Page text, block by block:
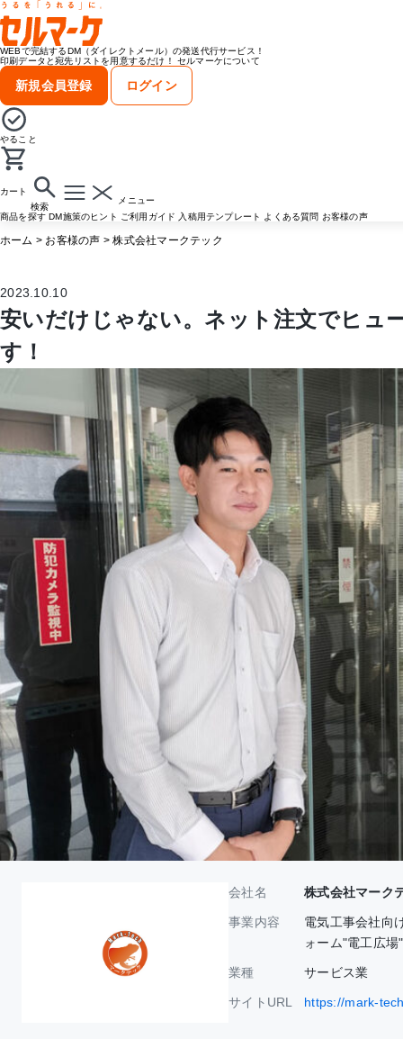
WEBで完結するDM（ダイレクトメール）の発送代行サービス！
印刷データと宛先リストを用意するだけ！
セルマーケについて
新規会員登録 ログイン
やること
カート
検索
メニュー
商品を探す DM施策のヒント ご利用ガイド 入稿用テンプレート よくある質問 お客様の声
ホーム > お客様の声 >株式会社マークテック
2023.10.10
安いだけじゃない。ネット注文でヒュ
す！
会社名 株式会社マーク
事業内容
電気工事会社向
ォーム"電工広場
業種 サービス業
サイトURL https://mark-